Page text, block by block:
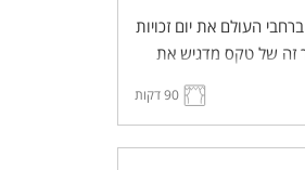
ברחבי העולם את יום זכויות
זה של טקס מדגיש את
זכויות האדם.
90 דקות